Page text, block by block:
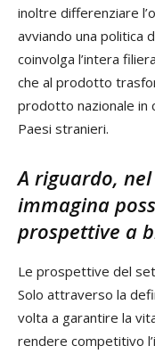
inoltre differenziare
avviando una politica
coinvolga l’intera
che al prodotto
prodotto nazionale in
Paesi stranieri.
A riguardo,
immagina
prospettive a
Le prospettive del
Solo attraverso la
volta a garantire la
rendere competitivo